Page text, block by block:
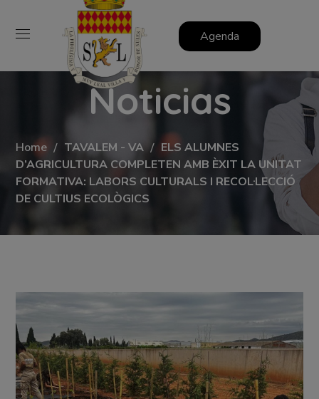
Agenda
Noticias
Home TAVALEM - VA
ELS ALUMNES
D’AGRICULTURA COMPLETEN AMB ÈXIT LA UNITAT
FORMATIVA: LABORS CULTURALS I RECOL·LECCIÓ
DE CULTIUS ECOLÒGICS